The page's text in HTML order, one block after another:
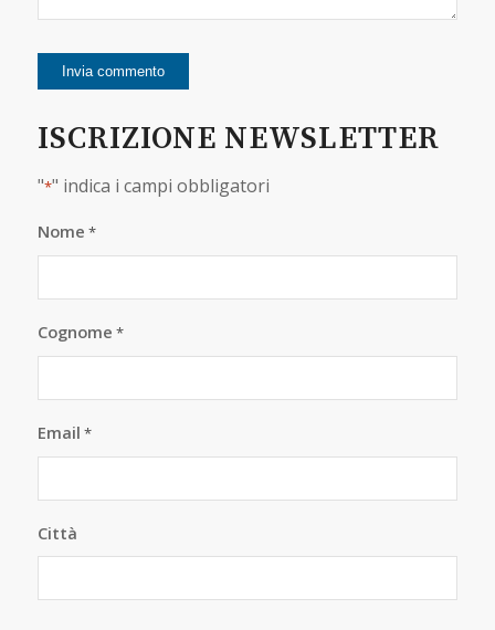
ISCRIZIONE NEWSLETTER
"*" indica i campi obbligatori
Nome *
Cognome *
Email *
Città